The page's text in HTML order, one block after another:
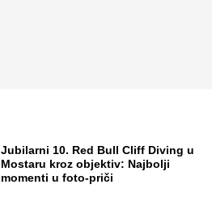
Jubilarni 10. Red Bull Cliff Diving u
Mostaru kroz objektiv: Najbolji
momenti u foto-priči